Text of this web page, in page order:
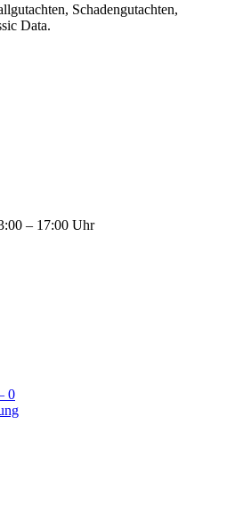
Schadengutachten,
Data.
– 17:00 Uhr
0